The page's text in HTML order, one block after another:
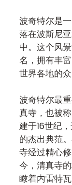
波奇特尔是
落在波斯尼
中。这个风
名，拥有丰
世界各地的众
波奇特尔最
真寺，也被
建于16世纪
的杰出典范
寺经过精心
今，清真寺
瞰着内雷特